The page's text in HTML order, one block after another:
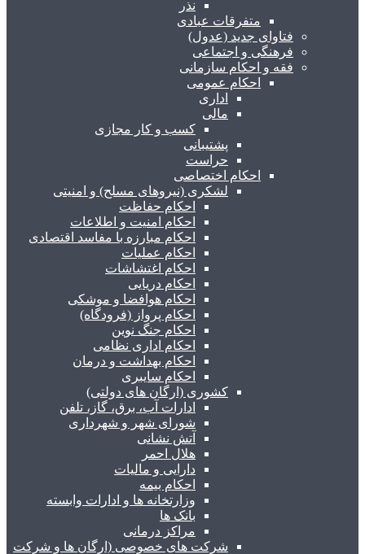
نذر
متفرقات عبادی
فتاوای جدید (عدول)
فرهنگی و اجتماعی
فقه و احکام سازمانی
احکام عمومی
اداری
مالی
کسب و کار مجازی
پشتیبانی
حراست
احکام اختصاصی
لشکری (نیروهای مسلح) و امنیتی
احکام حفاظت
احکام امنیت و اطلاعات
احکام مبارزه با مفاسد اقتصادی
احکام عملیات
احکام اغتشاشات
احکام دریایی
احکام هوافضا و موشکی
احکام پرواز (فرودگاه)
احکام جنگ نوین
احکام اداری نظامی
احکام بهداشت و درمان
احکام سایبری
کشوری (ارگان های دولتی)
ادارات آب، برق، گاز، تلفن
شورای شهر و شهرداری
آتش نشانی
هلال احمر
دارایی و مالیات
احکام بیمه
وزارتخانه ها و ادارات وابسته
بانک ها
مراکز درمانی
شرکت های خصوصی (ارگان ها و شرکت